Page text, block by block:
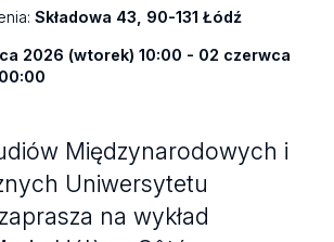
Składowa 43, 90-131 Łódź
2026 (wtorek) 10:00 - 02 czerwca
Międzynarodowych i
Uniwersytetu
na wykład